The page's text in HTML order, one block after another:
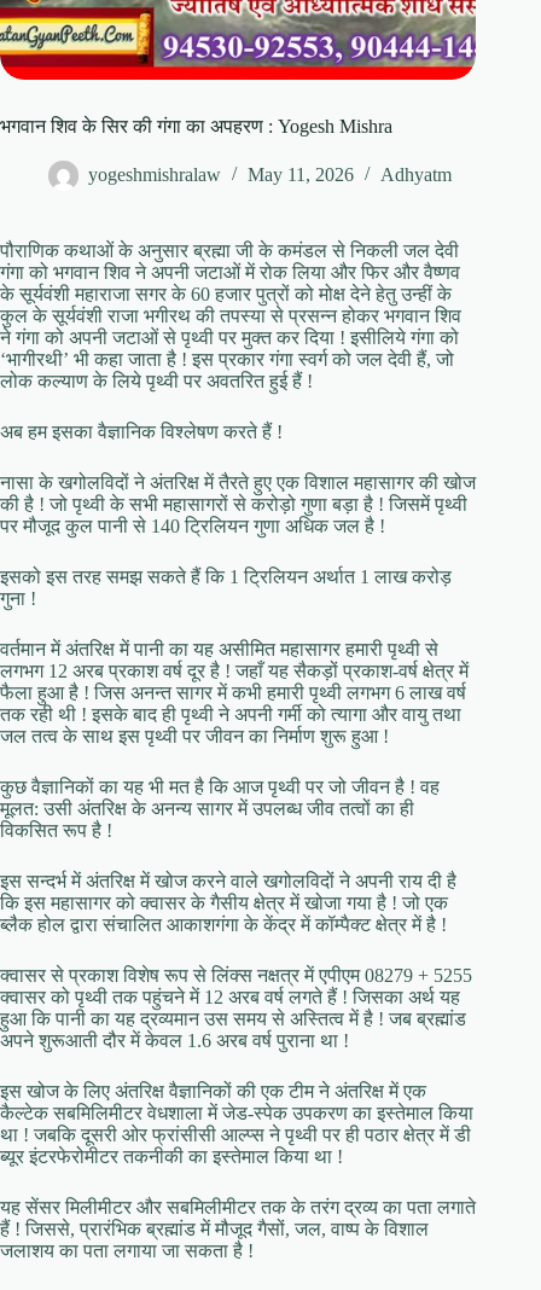
भगवान शिव के सिर की गंगा का अपहरण : Yogesh Mishra
yogeshmishralaw May 11, 2026 Adhyatm
पौराणिक कथाओं के अनुसार ब्रह्मा जी के कमंडल से निकली जल देवी
गंगा को भगवान शिव ने अपनी जटाओं में रोक लिया और फिर और वैष्णव
के सूर्यवंशी महाराजा सगर के 60 हजार पुत्रों को मोक्ष देने हेतु उन्हीं के
कुल के सूर्यवंशी राजा भगीरथ की तपस्या से प्रसन्न होकर भगवान शिव
ने गंगा को अपनी जटाओं से पृथ्वी पर मुक्त कर दिया ! इसीलिये गंगा को
‘भागीरथी’ भी कहा जाता है ! इस प्रकार गंगा स्वर्ग को जल देवी हैं, जो
लोक कल्याण के लिये पृथ्वी पर अवतरित हुई हैं !
अब हम इसका वैज्ञानिक विश्लेषण करते हैं !
नासा के खगोलविदों ने अंतरिक्ष में तैरते हुए एक विशाल महासागर की खोज
की है ! जो पृथ्वी के सभी महासागरों से करोड़ो गुणा बड़ा है ! जिसमें पृथ्वी
पर मौजूद कुल पानी से 140 ट्रिलियन गुणा अधिक जल है !
इसको इस तरह समझ सकते हैं कि 1 ट्रिलियन अर्थात 1 लाख करोड़
गुना !
वर्तमान में अंतरिक्ष में पानी का यह असीमित महासागर हमारी पृथ्वी से
लगभग 12 अरब प्रकाश वर्ष दूर है ! जहाँ यह सैकड़ों प्रकाश-वर्ष क्षेत्र में
फैला हुआ है ! जिस अनन्त सागर में कभी हमारी पृथ्वी लगभग 6 लाख वर्ष
तक रही थी ! इसके बाद ही पृथ्वी ने अपनी गर्मी को त्यागा और वायु तथा
जल तत्व के साथ इस पृथ्वी पर जीवन का निर्माण शुरू हुआ !
कुछ वैज्ञानिकों का यह भी मत है कि आज पृथ्वी पर जो जीवन है ! वह
मूलत: उसी अंतरिक्ष के अनन्य सागर में उपलब्ध जीव तत्वों का ही
विकसित रूप है !
इस सन्दर्भ में अंतरिक्ष में खोज करने वाले खगोलविदों ने अपनी राय दी है
कि इस महासागर को क्वासर के गैसीय क्षेत्र में खोजा गया है ! जो एक
ब्लैक होल द्वारा संचालित आकाशगंगा के केंद्र में कॉम्पैक्ट क्षेत्र में है !
क्वासर से प्रकाश विशेष रूप से लिंक्स नक्षत्र में एपीएम 08279 + 5255
क्वासर को पृथ्वी तक पहुंचने में 12 अरब वर्ष लगते हैं ! जिसका अर्थ यह
हुआ कि पानी का यह द्रव्यमान उस समय से अस्तित्व में है ! जब ब्रह्मांड
अपने शुरूआती दौर में केवल 1.6 अरब वर्ष पुराना था !
इस खोज के लिए अंतरिक्ष वैज्ञानिकों की एक टीम ने अंतरिक्ष में एक
कैल्टेक सबमिलिमीटर वेधशाला में जेड-स्पेक उपकरण का इस्तेमाल किया
था ! जबकि दूसरी ओर फ्रांसीसी आल्प्स ने पृथ्वी पर ही पठार क्षेत्र में डी
ब्यूर इंटरफेरोमीटर तकनीकी का इस्तेमाल किया था !
यह सेंसर मिलीमीटर और सबमिलीमीटर तक के तरंग द्रव्य का पता लगाते
हैं ! जिससे, प्रारंभिक ब्रह्मांड में मौजूद गैसों, जल, वाष्प के विशाल
जलाशय का पता लगाया जा सकता है !